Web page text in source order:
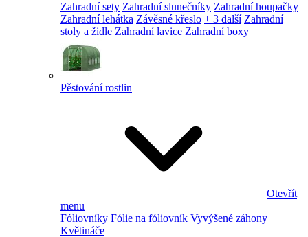
Zahradní sety Zahradní slunečníky Zahradní houpačky
Zahradní lehátka Závěsné křeslo + 3 další Zahradní
stoly a židle Zahradní lavice Zahradní boxy
Pěstování rostlin
Otevřít
menu
Fóliovníky Fólie na fóliovník Vyvýšené záhony
Květináče